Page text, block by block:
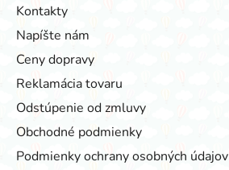
Kontakty
Napíšte nám
Ceny dopravy
Reklamácia tovaru
Odstúpenie od zmluvy
Obchodné podmienky
Podmienky ochrany osobných údajov